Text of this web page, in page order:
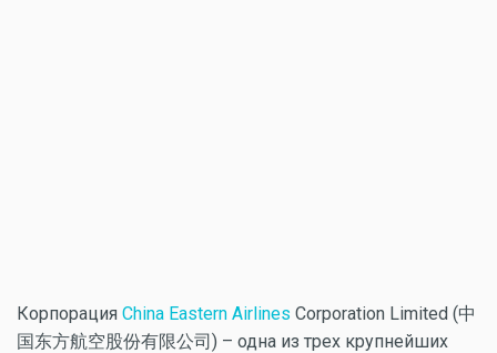
Корпорация China Eastern Airlines Corporation Limited (中
国东方航空股份有限公司) – одна из трех крупнейших